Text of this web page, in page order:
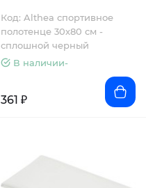
Код: Althea спортивное
полотенце 30х80 см -
сплошной черный
В наличии-
361 ₽